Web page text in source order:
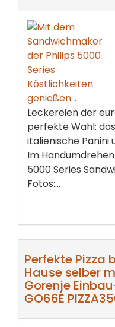
Leckereien der
perfekte Wahl:
italienische Panini
Im
5000 Series
Fotos:...
Perfekte Pizza
Hause selber
Gorenje
GO66E